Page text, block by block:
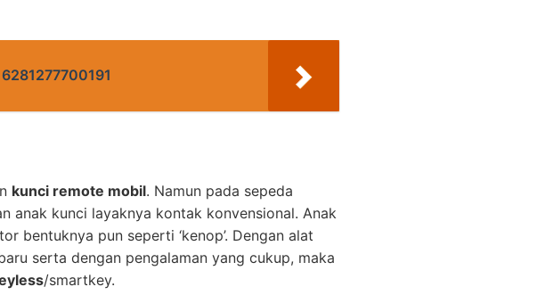
kunci remote mobil. Namun pada sepeda
anak kunci layaknya kontak konvensional. Anak
bentuknya pun seperti ‘kenop’. Dengan alat
serta dengan pengalaman yang cukup, maka
/smartkey.